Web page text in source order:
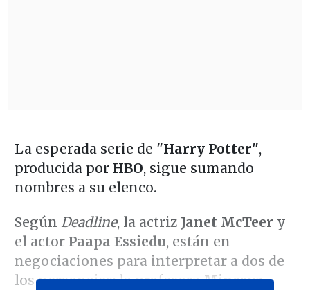
La esperada serie de "Harry Potter",
producida por HBO, sigue sumando
nombres a su elenco.
Según Deadline, la actriz Janet McTeer y
el actor Paapa Essiedu, están en
negociaciones para interpretar a dos de
los personajes: la profesoraMinerva